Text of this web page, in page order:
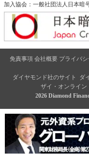
加入協会：一般社団法人日本暗
免責事項 会社概要 プライバ
ダイヤモンド社のサイト
ダ
ザイ・オンライン
2026 Diamond